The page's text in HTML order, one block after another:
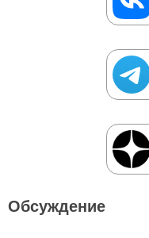
Обсуждение